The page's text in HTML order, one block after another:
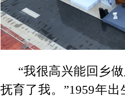
“我很高兴能回乡
抚育了我。”1959年